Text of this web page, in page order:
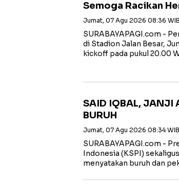
Semoga Racikan
Jumat, 07 Agu 2026 08:36 WIB
SURABAYAPAGI.com -
di Stadion Jalan Besar,
kickoff pada pukul 20.00
SAID IQBAL, JANJI
BURUH
Jumat, 07 Agu 2026 08:34 WIB
SURABAYAPAGI.com -
Indonesia (KSPI)
menyatakan buruh dan